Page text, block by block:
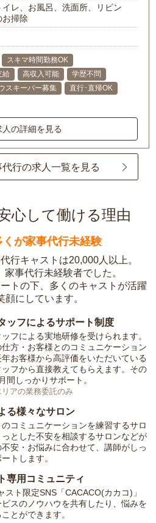
イレ、お風呂、洗面所、リビン
お掃除
スキマ時間勤務OK
給 高収入可能
学歴不問
スキーパー募集
直行･直帰OK
人の詳細を見る
行の求人一覧を見る
心して働ける理由
が家事代行未経験
行キャストは20,000人以上。
家事代行未経験者でした。
トの下、多くのキャストが活躍
にしています。
ッフによるサポート制度
フによる実地研修を受けられます。
仕方・お客様とのコミュニケーション
年お客様から高評価をいただいている
フから直接教えてもらえます。その
間しっかりサポート。
アの業務委託のみ
る様々なサロン
コミュニケーションを練習するサロ
っとした不安を相談するサロンなどが
安・お悩みに合わせて、講師がしっ
トします。
専用コミュニティ
スト限定SNS「CACACO(カカコ)」
ビスのノウハウを共有したり、悩みを
とができます。